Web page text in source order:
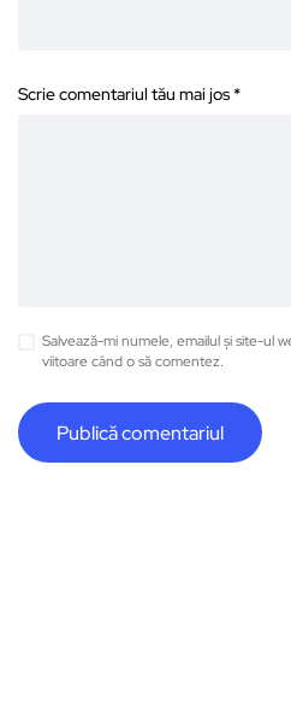
Scrie comentariul tău mai jos *
Salvează-mi numele, emailul și site-ul
viitoare când o să comentez.